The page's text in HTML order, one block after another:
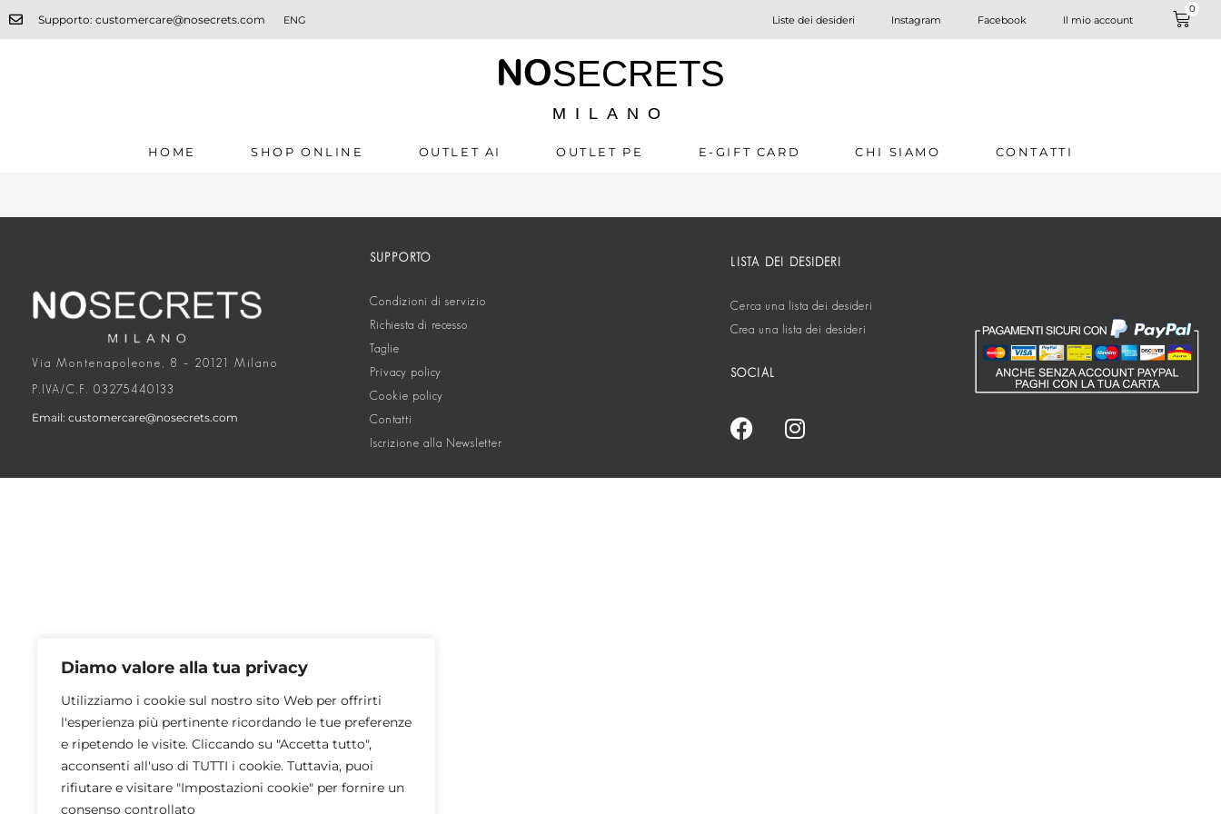
Diamo valore alla tua privacy
Utilizziamo i cookie sul nostro sito Web per offrirti
l'esperienza più pertinente ricordando le tue preferenze
e ripetendo le visite. Cliccando su "Accetta tutto",
acconsenti all'uso di TUTTI i cookie. Tuttavia, puoi
rifiutare e visitare "Impostazioni cookie" per fornire un
consenso controllato
Supporto: customercare@nosecrets.com ENG Liste dei desideri Instagram Facebook Il mio account
0
NOSECRETS
MILANO
HOME SHOP ONLINE OUTLET AI OUTLET PE E-GIFT CARD CHI SIAMO CONTATTI
Via Montenapoleone, 8 – 20121 Milano
P.IVA/C.F. 03275440133
Email: customercare@nosecrets.com
SUPPORTO
Condizioni di servizio
Richiesta di recesso
Taglie
Privacy policy
Cookie policy
Contatti
Iscrizione alla Newsletter
LISTA DEI DESIDERI
Cerca una lista dei desideri
Crea una lista dei desideri
SOCIAL